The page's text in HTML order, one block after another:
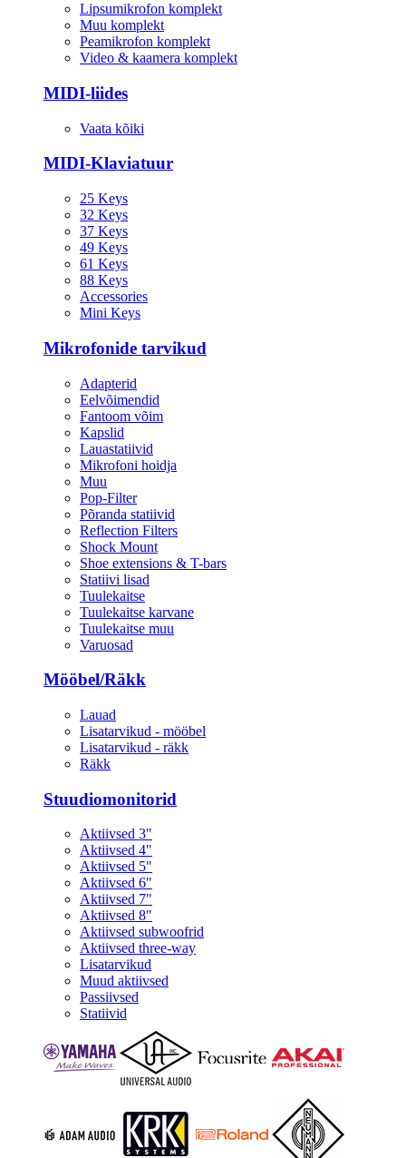
Lipsumikrofon komplekt
Muu komplekt
Peamikrofon komplekt
Video & kaamera komplekt
MIDI-liides
Vaata kõiki
MIDI-Klaviatuur
25 Keys
32 Keys
37 Keys
49 Keys
61 Keys
88 Keys
Accessories
Mini Keys
Mikrofonide tarvikud
Adapterid
Eelvõimendid
Fantoom võim
Kapslid
Lauastatiivid
Mikrofoni hoidja
Muu
Pop-Filter
Põranda statiivid
Reflection Filters
Shock Mount
Shoe extensions & T-bars
Statiivi lisad
Tuulekaitse
Tuulekaitse karvane
Tuulekaitse muu
Varuosad
Mööbel/Räkk
Lauad
Lisatarvikud - mööbel
Lisatarvikud - räkk
Räkk
Stuudiomonitorid
Aktiivsed 3"
Aktiivsed 4"
Aktiivsed 5"
Aktiivsed 6"
Aktiivsed 7"
Aktiivsed 8"
Aktiivsed subwoofrid
Aktiivsed three-way
Lisatarvikud
Muud aktiivsed
Passiivsed
Statiivid